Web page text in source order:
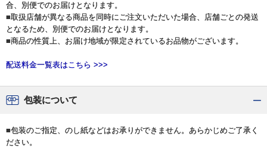
合、別便でのお届けとなります。
■取扱店舗が異なる商品を同時にご注文いただいた場合、店舗ごとの発送
となるため、別便でのお届けとなります。
■商品の性質上、お届け地域が限定されているお品物がございます。
配送料金一覧表はこちら >>>
包装について
■包装のご指定、のし紙などはお承りができません。あらかじめご了承く
ださい。